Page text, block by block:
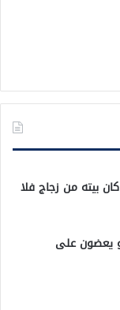
بيته من زجاج فلا
يعضون على